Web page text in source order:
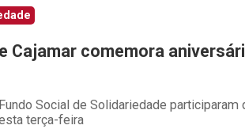
Cajamar comemora
Social de Solidariedade participaram
terça-feira